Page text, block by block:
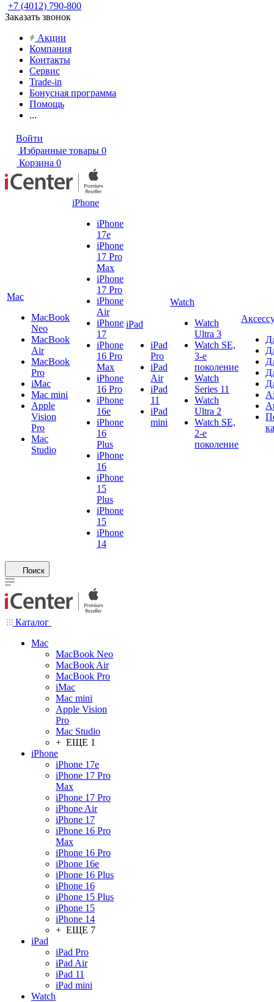
+7 (4012) 790-800
Заказать звонок
Акции
Компания
Контакты
Сервис
Trade-in
Бонусная программа
Помощь
...
Войти
Избранные товары 0
Корзина 0
Mac
MacBook
Neo
MacBook
Air
MacBook
Pro
iMac
Mac mini
Apple
Vision
Pro
Mac
Studio
iPhone
iPhone
17e
iPhone
17 Pro
Max
iPhone
17 Pro
iPhone
Air
iPhone
17
iPhone
16 Pro
Max
iPhone
16 Pro
iPhone
16e
iPhone
16
Plus
iPhone
16
iPhone
15
Plus
iPhone
15
iPhone
14
iPad
iPad
Pro
iPad
Air
iPad
11
iPad
mini
Watch
Watch
Ultra 3
Watch SE,
3-е
поколение
Watch
Series 11
Watch
Ultra 2
Watch SE,
2-е
поколение
Поиск
Каталог
Mac
MacBook Neo
MacBook Air
MacBook Pro
iMac
Mac mini
Apple Vision
Pro
Mac Studio
+ ЕЩЕ 1
iPhone
iPhone 17e
iPhone 17 Pro
Max
iPhone 17 Pro
iPhone Air
iPhone 17
iPhone 16 Pro
Max
iPhone 16 Pro
iPhone 16e
iPhone 16 Plus
iPhone 16
iPhone 15 Plus
iPhone 15
iPhone 14
+ ЕЩЕ 7
iPad
iPad Pro
iPad Air
iPad 11
iPad mini
Watch